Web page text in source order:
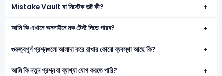
Mistake Vault বা মিস্টেক ভল্ট কী?
আমি কি এখানে অনলাইনে মক টেস্ট দিতে পারব?
গুরুত্বপূর্ণ প্রশ্নগুলো আলাদা করে রাখার কোনো ব্যবস্থা আছে কি?
আমি কি নতুন প্রশ্ন বা ব্যাখ্যা যোগ করতে পারি?